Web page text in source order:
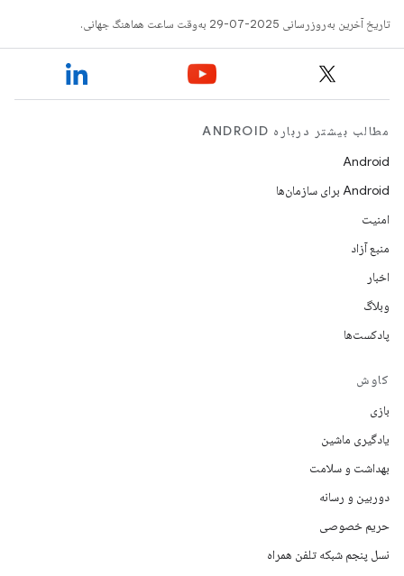
تاریخ آخرین به‌روزرسانی 2025-07-29 به‌وقت ساعت هماهنگ جهانی.
مطالب بیشتر درباره ANDROID
Android
Android برای سازمان‌ها
امنیت
منبع آزاد
اخبار
وبلاگ
پادکست‌ها
کاوش
بازی
یادگیری ماشین
بهداشت و سلامت
دوربین و رسانه
حریم خصوصی
نسل پنجم شبکه تلفن همراه